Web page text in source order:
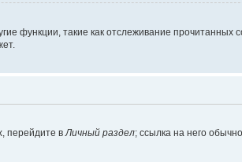
функции, такие как отслеживание прочитанных
перейдите вЛичный раздел; ссылка на него